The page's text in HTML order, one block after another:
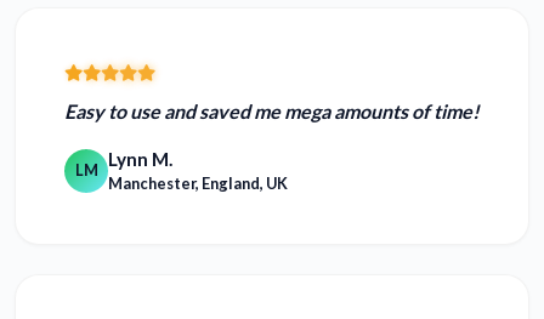
Easy to use andsaved me mega amounts of time!
LM Lynn M.
Manchester, England, UK